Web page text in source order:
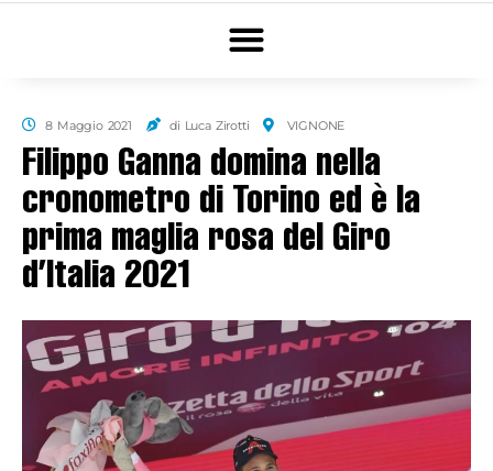
8 Maggio 2021 di Luca Zirotti VIGNONE
Filippo Ganna domina nella
cronometro di Torino ed è la
prima maglia rosa del Giro
d’Italia 2021